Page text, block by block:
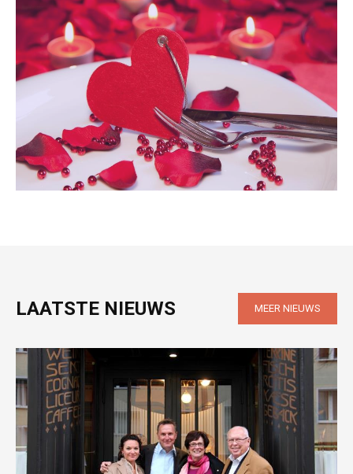
LAATSTE NIEUWS MEER NIEUWS